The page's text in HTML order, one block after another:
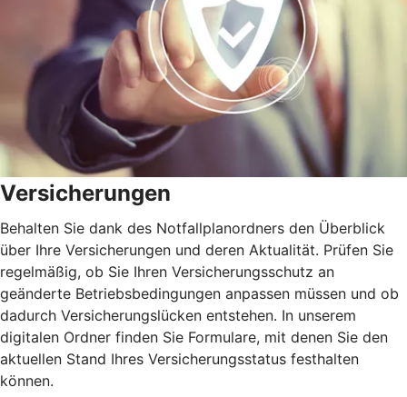
Versicherungen
Behalten Sie dank des Notfallplanordners den Überblick
über Ihre Versicherungen und deren Aktualität. Prüfen Sie
regelmäßig, ob Sie Ihren Versicherungsschutz an
geänderte Betriebsbedingungen anpassen müssen und ob
dadurch Versicherungslücken entstehen. In unserem
digitalen Ordner finden Sie Formulare, mit denen Sie den
aktuellen Stand Ihres Versicherungsstatus festhalten
können.